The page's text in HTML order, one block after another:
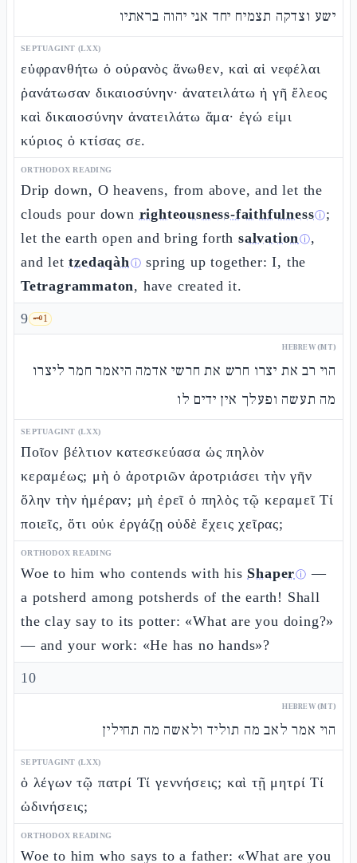
ישע וצדקה תצמיח יחד אני יהוה בראתיו
SEPTUAGINT (LXX)
εὐφρανθήτω ὁ οὐρανὸς ἄνωθεν, καὶ αἱ νεφέλαι
ῥανάτωσαν δικαιοσύνην· ἀνατειλάτω ἡ γῆ ἔλεος
καὶ δικαιοσύνην ἀνατειλάτω ἅμα· ἐγώ εἰμι
κύριος ὁ κτίσας σε.
ORTHODOX READING
Drip down, O heavens, from above, and let the
clouds pour down righteousness-faithfulnessⓘ;
let the earth open and bring forthsalvationⓘ,
and lettzedaqàhⓘ spring up together: I, the
Tetragrammaton, have created it.
9 🗝️1
HEBREW (MT)
הוי רב את יצרו חרש את חרשי אדמה היאמר חמר ליצרו
מה תעשה ופעלך אין ידים לו
SEPTUAGINT (LXX)
Ποῖον βέλτιον κατεσκεύασα ὡς πηλὸν
κεραμέως; μὴ ὁ ἀροτριῶν ἀροτριάσει τὴν γῆν
ὅλην τὴν ἡμέραν; μὴ ἐρεῖ ὁ πηλὸς τῷ κεραμεῖ Τί
ποιεῖς, ὅτι οὐκ ἐργάζῃ οὐδὲ ἔχεις χεῖρας;
ORTHODOX READING
Woe to him who contends with his Shaperⓘ —
a potsherd among potsherds of the earth! Shall
the clay say to its potter: «What are you doing?»
— and your work: «He has no hands»?
10
HEBREW (MT)
הוי אמר לאב מה תוליד ולאשה מה תחילין
SEPTUAGINT (LXX)
ὁ λέγων τῷ πατρί Τί γεννήσεις; καὶ τῇ μητρί Τί
ὠδινήσεις;
ORTHODOX READING
Woe to him who says to a father: «What are you